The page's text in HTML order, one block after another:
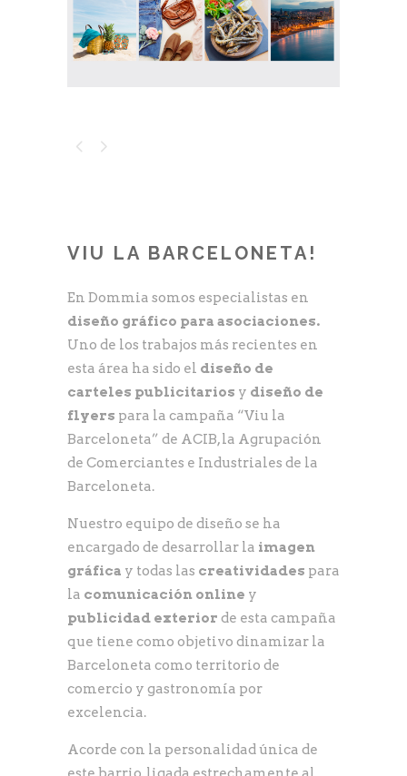
VIU LA BARCELONETA!
En Dommia somos especialistas en
diseño gráfico para asociaciones.
Uno de los trabajos más recientes en
esta área ha sido el diseño de
carteles publicitarios y diseño de
flyers para la campaña “Viu la
Barceloneta” de ACIB, la Agrupación
de Comerciantes e Industriales de la
Barceloneta.
Nuestro equipo de diseño se ha
encargado de desarrollar la imagen
gráfica y todas las creatividades para
la comunicación online y
publicidad exterior de esta campaña
que tiene como objetivo dinamizar la
Barceloneta como territorio de
comercio y gastronomía por
excelencia.
Acorde con la personalidad única de